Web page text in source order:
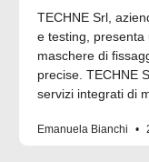
TECHNE Srl,
e testing, presenta
maschere di
precise. TECHNE
servizi integrati di
Emanuela Bianchi